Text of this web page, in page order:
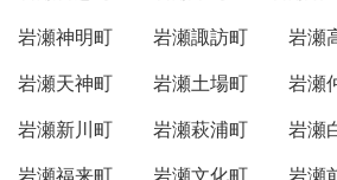
岩瀬神明町
岩瀬諏訪町
岩瀬
岩瀬天神町
岩瀬土場町
岩瀬
岩瀬新川町
岩瀬萩浦町
岩瀬